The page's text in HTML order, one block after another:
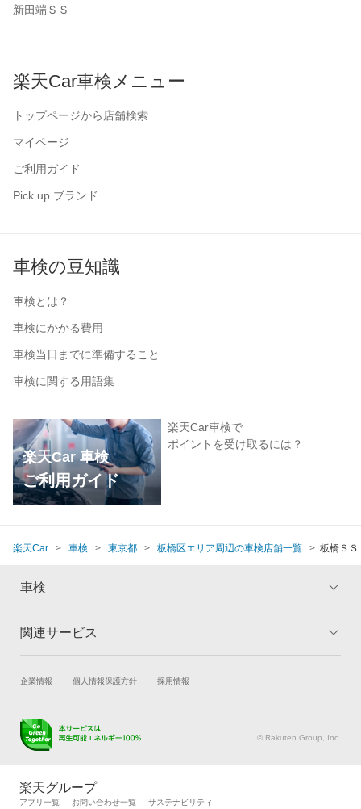
新田端ＳＳ
楽天Car車検メニュー
トップページから店舗検索
マイページ
ご利用ガイド
Pick up ブランド
車検の豆知識
車検とは？
車検にかかる費用
車検当日までに準備すること
車検に関する用語集
楽天Car 車検
ご利用ガイド
楽天Car車検で
ポイントを受け取るには？
楽天Car 車検 東京都 板橋区エリア周辺の車検店舗一覧 板橋ＳＳ
車検
トップ
車検の基礎知識 キャンペーン一覧
関連サービス
試乗・商談 新車購入
キズ修理予約
メンテナンス管理
タイヤ交換サービス
自動車カタログ 自動車保険
企業情報 個人情報保護方針 採用情報
© Rakuten Group, Inc.
楽天グループ
アプリ一覧 お問い合わせ一覧 サステナビリティ